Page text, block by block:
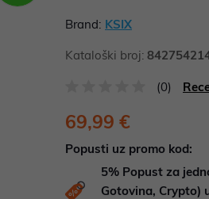
Brand: KSIX
Kataloški broj:
(0)
69,99 €
Popusti uz promo kod:
5% Popust za
Gotovina, Crypto)